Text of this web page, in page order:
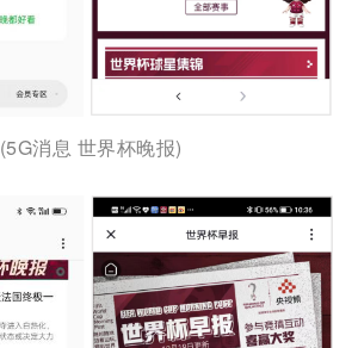
(5G消息 世界杯晚报)